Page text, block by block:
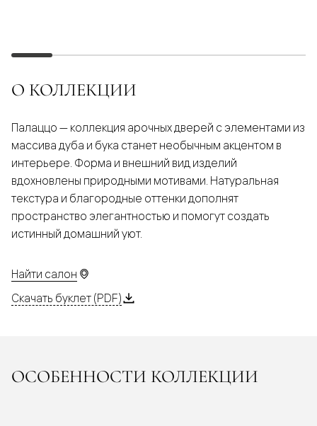
О КОЛЛЕКЦИИ
Палаццо — коллекция арочных дверей с элементами из
массива дуба и бука станет необычным акцентом в
интерьере. Форма и внешний вид изделий
вдохновлены природными мотивами. Натуральная
текстура и благородные оттенки дополнят
пространство элегантностью и помогут создать
истинный домашний уют.
Найти салон
Скачать буклет (PDF)
ОСОБЕННОСТИ КОЛЛЕКЦИИ